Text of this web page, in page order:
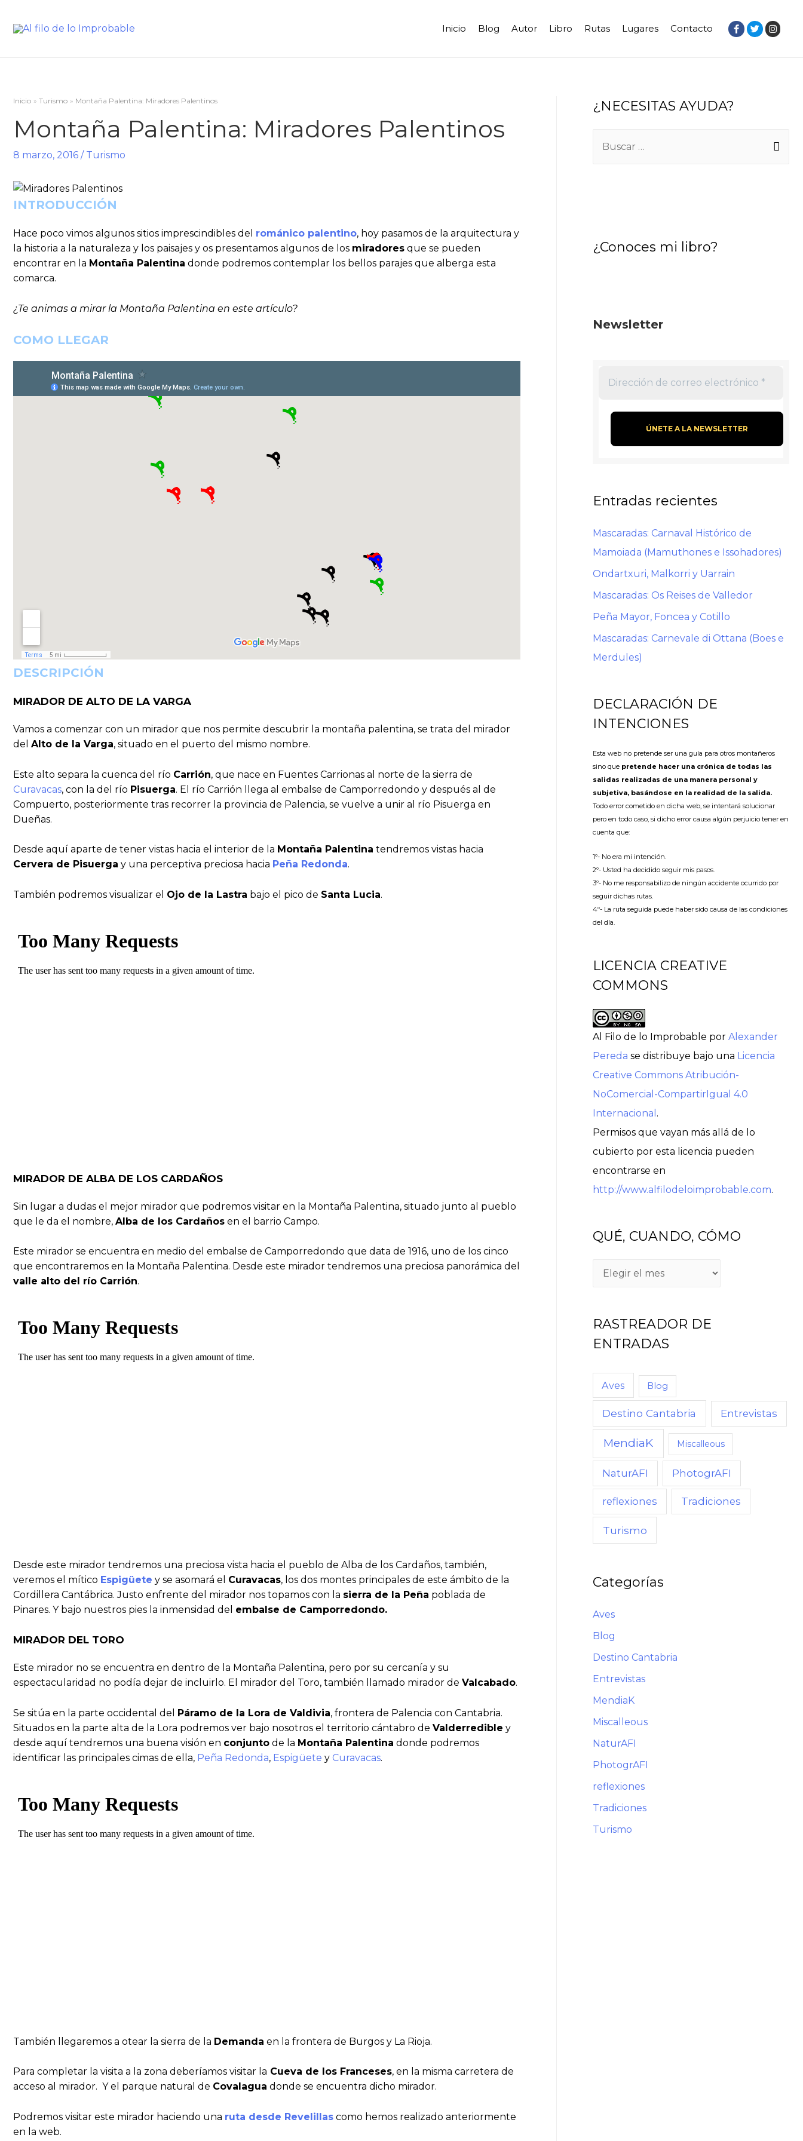
Inicio Blog Autor Libro Rutas Lugares Contacto
Inicio Turismo Montaña Palentina: Miradores Palentinos
Montaña Palentina: Miradores Palentinos
8 marzo, 2016 / Turismo
INTRODUCCIÓN
Hace poco vimos algunos sitios imprescindibles del románico palentino, hoy pasamos de la arquitectura y
la historia a la naturaleza y los paisajes y os presentamos algunos de los miradores que se pueden
encontrar en la Montaña Palentina donde podremos contemplar los bellos parajes que alberga esta
comarca.
¿Te animas a mirar la Montaña Palentina en este artículo?
COMO LLEGAR
DESCRIPCIÓN
MIRADOR DE ALTO DE LA VARGA
Vamos a comenzar con un mirador que nos permite descubrir la montaña palentina, se trata del mirador
del Alto de la Varga, situado en el puerto del mismo nombre.
Este alto separa la cuenca del río Carrión, que nace en Fuentes Carrionas al norte de la sierra de
Curavacas, con la del río Pisuerga. El río Carrión llega al embalse de Camporredondo y después al de
Compuerto, posteriormente tras recorrer la provincia de Palencia, se vuelve a unir al río Pisuerga en
Dueñas.
Desde aquí aparte de tener vistas hacia el interior de la Montaña Palentina tendremos vistas hacia
Cervera de Pisuerga y una perceptiva preciosa hacia Peña Redonda.
También podremos visualizar el Ojo de la Lastra bajo el pico de Santa Lucia.
MIRADOR DE ALBA DE LOS CARDAÑOS
Sin lugar a dudas el mejor mirador que podremos visitar en la Montaña Palentina, situado junto al pueblo
que le da el nombre, Alba de los Cardaños en el barrio Campo.
Este mirador se encuentra en medio del embalse de Camporredondo que data de 1916, uno de los cinco
que encontraremos en la Montaña Palentina. Desde este mirador tendremos una preciosa panorámica del
valle alto del río Carrión.
Desde este mirador tendremos una preciosa vista hacia el pueblo de Alba de los Cardaños, también,
veremos el mítico Espigüete y se asomará el Curavacas, los dos montes principales de este ámbito de la
Cordillera Cantábrica. Justo enfrente del mirador nos topamos con la sierra de la Peña poblada de
Pinares. Y bajo nuestros pies la inmensidad del embalse de Camporredondo.
MIRADOR DEL TORO
Este mirador no se encuentra en dentro de la Montaña Palentina, pero por su cercanía y su
espectacularidad no podía dejar de incluirlo. El mirador del Toro, también llamado mirador de Valcabado.
Se sitúa en la parte occidental del Páramo de la Lora de Valdivia, frontera de Palencia con Cantabria.
Situados en la parte alta de la Lora podremos ver bajo nosotros el territorio cántabro de Valderredible y
desde aquí tendremos una buena visión en conjunto de la Montaña Palentina donde podremos
identificar las principales cimas de ella, Peña Redonda, Espigüete y Curavacas.
También llegaremos a otear la sierra de la Demanda en la frontera de Burgos y La Rioja.
Para completar la visita a la zona deberíamos visitar la Cueva de los Franceses, en la misma carretera de
acceso al mirador. Y el parque natural de Covalagua donde se encuentra dicho mirador.
Podremos visitar este mirador haciendo una ruta desde Revelillas como hemos realizado anteriormente
en la web.
¿NECESITAS AYUDA?
¿Conoces mi libro?
Newsletter
Entradas recientes
Mascaradas: Carnaval Histórico de
Mamoiada (Mamuthones e Issohadores)
Ondartxuri, Malkorri y Uarrain
Mascaradas: Os Reises de Valledor
Peña Mayor, Foncea y Cotillo
Mascaradas: Carnevale di Ottana (Boes e
Merdules)
DECLARACIÓN DE
INTENCIONES
Esta web no pretende ser una guía para otros montañeros
sino que pretende hacer una crónica de todas las
salidas realizadas de una manera personal y
subjetiva, basándose en la realidad de la salida.
Todo error cometido en dicha web, se intentará solucionar
pero en todo caso, si dicho error causa algún perjuicio tener en
cuenta que:
1º- No era mi intención.
2º- Usted ha decidido seguir mis pasos.
3º- No me responsabilizo de ningún accidente ocurrido por
seguir dichas rutas.
4º- La ruta seguida puede haber sido causa de las condiciones
del día.
LICENCIA CREATIVE
COMMONS
Al Filo de lo Improbable por Alexander
Pereda se distribuye bajo una Licencia
Creative Commons Atribución-
NoComercial-CompartirIgual 4.0
Internacional .
Permisos que vayan más allá de lo
cubierto por esta licencia pueden
encontrarse en
http://www.alfilodeloimprobable.com.
QUÉ, CUANDO, CÓMO
RASTREADOR DE
ENTRADAS
Aves Blog
Destino Cantabria Entrevistas
MendiaK Miscalleous
NaturAFI PhotogrAFI
reflexiones Tradiciones
Turismo
Categorías
Aves
Blog
Destino Cantabria
Entrevistas
MendiaK
Miscalleous
NaturAFI
PhotogrAFI
reflexiones
Tradiciones
Turismo